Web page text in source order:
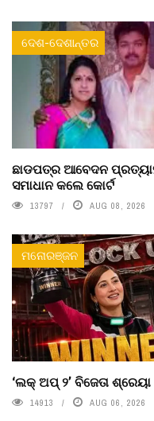
ଦେଶ-ଦେଶାନ୍ତର
ଛାଡପତ୍ର ଆବେଦନ
ସମାଧାନ କଲେ କୋର୍ଟ
13797 AUG 08, 2026
ମନୋରଞ୍ଜନ
‘ଲକ୍ ଅପ୍ ୨’ ବିଜେତା ଶ୍ରେୟା
14913 AUG 06, 2026